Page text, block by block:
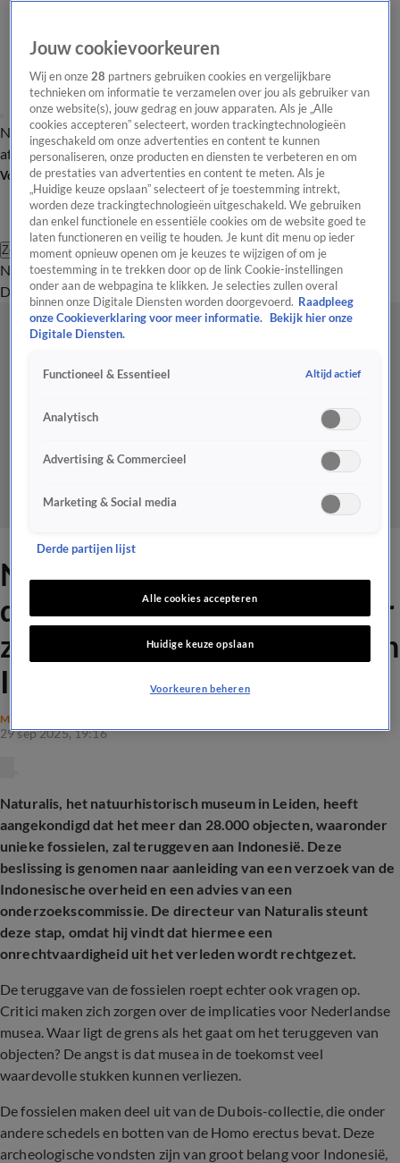
Nieuws van de DagOpinie van de Dag Onze categorieën Laatste
afleveringVideo's Nieuws van de Dag Podcast
Volg Nieuws van de Dag
Zoeken
Nieuws van de DagOpinie van de
Dag
Video'sUitzendingen PodcastPanelContact
Naturalis geeft ruim 28
duizend objecten, waaronder
zeldzame fossielen, terug aan
Indonesië
MAATSCHAPPIJ
29 sep 2025, 19:16
Naturalis, het natuurhistorisch museum in Leiden, heeft
aangekondigd dat het meer dan 28.000 objecten, waaronder
unieke fossielen, zal teruggeven aan Indonesië. Deze
beslissing is genomen naar aanleiding van een verzoek van de
Indonesische overheid en een advies van een
onderzoekscommissie. De directeur van Naturalis steunt
deze stap, omdat hij vindt dat hiermee een
onrechtvaardigheid uit het verleden wordt rechtgezet.
De teruggave van de fossielen roept echter ook vragen op.
Critici maken zich zorgen over de implicaties voor Nederlandse
musea. Waar ligt de grens als het gaat om het teruggeven van
objecten? De angst is dat musea in de toekomst veel
waardevolle stukken kunnen verliezen.
De fossielen maken deel uit van de Dubois-collectie, die onder
andere schedels en botten van de Homo erectus bevat. Deze
archeologische vondsten zijn van groot belang voor Indonesië,
Jouw cookievoorkeuren
Wij en onze28 partners gebruiken cookies en vergelijkbare
technieken om informatie te verzamelen over jou als gebruiker van
onze website(s), jouw gedrag en jouw apparaten. Als je „Alle
cookies accepteren” selecteert, worden trackingtechnologieën
ingeschakeld om onze advertenties en content te kunnen
personaliseren, onze producten en diensten te verbeteren en om
de prestaties van advertenties en content te meten. Als je
„Huidige keuze opslaan” selecteert of je toestemming intrekt,
worden deze trackingtechnologieën uitgeschakeld. We gebruiken
dan enkel functionele en essentiële cookies om de website goed te
laten functioneren en veilig te houden. Je kunt dit menu op ieder
moment opnieuw openen om je keuzes te wijzigen of om je
toestemming in te trekken door op de link Cookie-instellingen
onder aan de webpagina te klikken. Je selecties zullen overal
binnen onze Digitale Diensten worden doorgevoerd. Raadpleeg
onze Cookieverklaring voor meer informatie.
Bekijk hier onze
Digitale Diensten.
Functioneel & Essentieel Altijd actief
Analytisch
Advertising & Commercieel
Marketing & Social media
Derde partijen lijst
Alle cookies accepteren
Huidige keuze opslaan
Voorkeuren beheren